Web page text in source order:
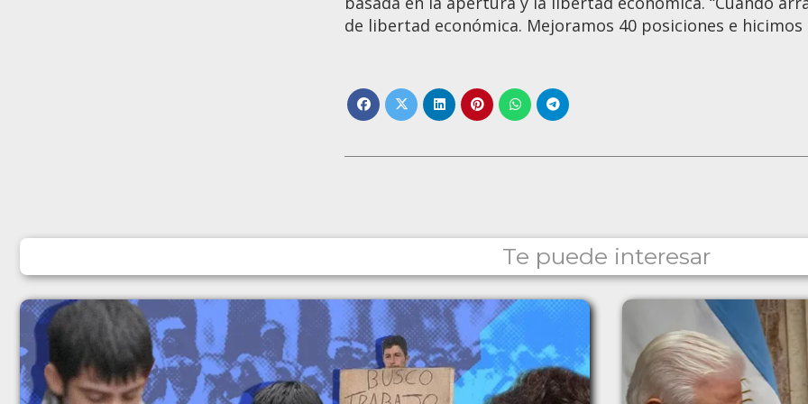
de libertad económica. Mejoramos 40 posiciones e
Te puede interesar